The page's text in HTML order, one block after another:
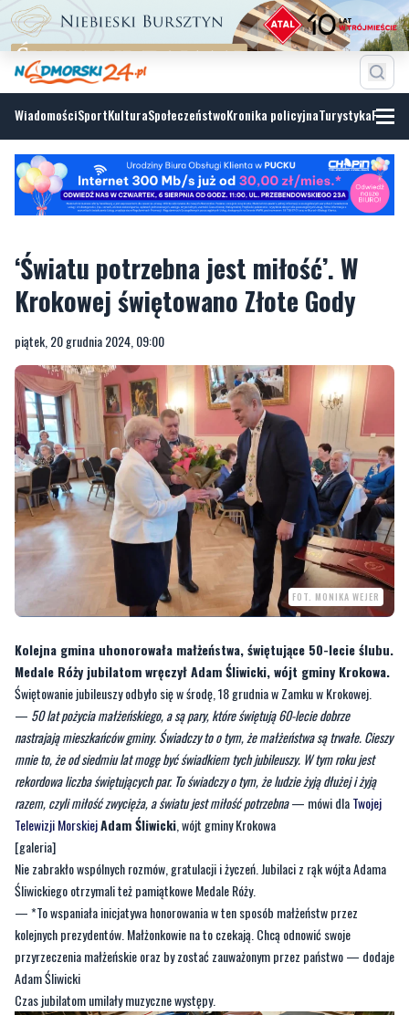
WiadomościSportKulturaSpołeczeństwoKronika policyjnaTurystyka
‘Światu potrzebna jest miłość’. W
piątek, 20 grudnia 2024, 09:00
FOT. MONIKA WEJER
Kolejna gmina uhonorowała małżeństwa, świętujące 50-lecie ślubu.
Medale Róży jubilatom wręczył Adam Śliwicki, wójt gminy Krokowa.
—50 lat pożycia małżeńskiego, a są pary, które świętują 60-lecie dobrze
nastrajają mieszkańców gminy. Świadczy to o tym, że małżeństwa są trwałe. Cieszy
mnie to, że od siedmiu lat mogę być świadkiem tych jubileuszy. W tym roku jest
rekordowa liczba świętujących par. To świadczy o tym, że ludzie żyją dłużej i żyją
razem, czyli miłość zwycięża, a światu jest miłość potrzebna— mówi dlaTwojej
Telewizji MorskiejAdam Śliwicki, wójt gminy Krokowa
[galeria]
Nie zabrakło wspólnych rozmów, gratulacji i życzeń. Jubilaci z rąk wójta Adama
Śliwickiego otrzymali też pamiątkowe Medale Róży.
— *To wspaniała inicjatywa honorowania w ten sposób małżeństw przez
kolejnych prezydentów. Małżonkowie na to czekają. Chcą odnowić swoje
przyrzeczenia małżeńskie oraz by zostać zauważonym przez państwo — dodaje
Adam Śliwicki
Czas jubilatom umilały muzyczne występy.